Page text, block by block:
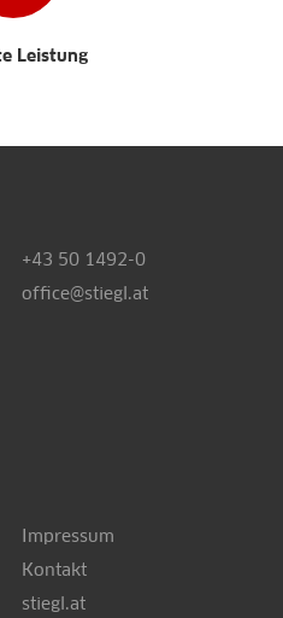
Leistung
+43 50 1492-0
office@stiegl.at
Impressum
Kontakt
stiegl.at